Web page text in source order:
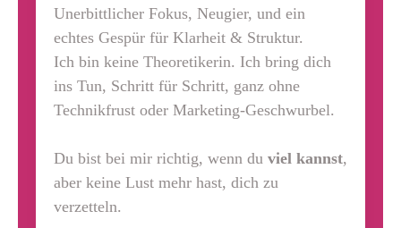
Unerbittlicher Fokus, Neugier, und ein
echtes Gespür für Klarheit & Struktur.
Ich bin keine Theoretikerin. Ich bring dich
ins Tun, Schritt für Schritt, ganz ohne
Technikfrust oder Marketing-Geschwurbel.
Du bist bei mir richtig, wenn du viel kannst,
aber keine Lust mehr hast, dich zu
verzetteln.